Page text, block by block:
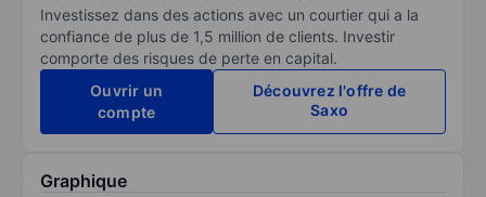
Investissez dans des actions avec un courtier qui a la
confiance de plus de 1,5 million de clients. Investir
comporte des risques de perte en capital.
Ouvrir un
compte
Découvrez l'offre de
Saxo
Graphique